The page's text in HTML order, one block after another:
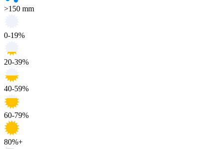
>150 mm
0-19%
20-39%
40-59%
60-79%
80%+